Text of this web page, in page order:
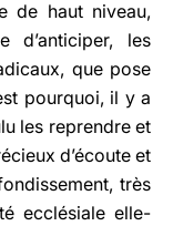
de haut niveau,
d’anticiper, les
que pose
pourquoi, il y a
les reprendre et
d’écoute et
très
ecclésiale elle-